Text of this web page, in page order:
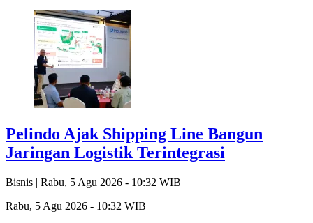
Pelindo Ajak Shipping Line Bangun
Jaringan Logistik Terintegrasi
Bisnis | Rabu, 5 Agu 2026 - 10:32 WIB
Rabu, 5 Agu 2026 - 10:32 WIB